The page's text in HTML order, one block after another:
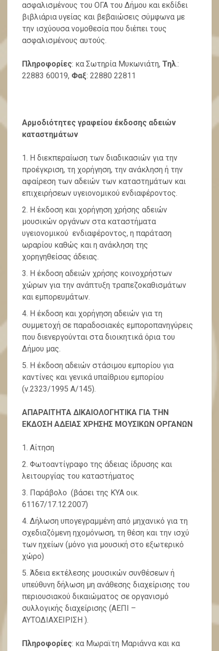
ασφαλισμένους του ΟΓΑ του Δήμου και εκδίδει
βιβλιάρια υγείας και βεβαιώσεις σύμφωνα με
την ισχύουσα νομοθεσία που διέπει τους
ασφαλισμένους αυτούς.
Πληροφορίες: κα Σωτηρία Μυκωνιάτη, Τηλ.:
22883 60019, Φαξ: 22880 22811
Αρμοδιότητες γραφείου έκδοσης αδειών
καταστημάτων
Η διεκπεραίωση των διαδικασιών για την
προέγκριση, τη χορήγηση, την ανάκληση ή την
αφαίρεση των αδειών των καταστημάτων και
επιχειρήσεων υγειονομικού ενδιαφέροντος.
Η έκδοση και χορήγηση χρήσης αδειών
μουσικών οργάνων στα καταστήματα
υγειονομικού ενδιαφέροντος, η παράταση
ωραρίου καθώς και η ανάκληση της
χορηγηθείσας άδειας.
Η έκδοση αδειών χρήσης κοινοχρήστων
χώρων για την ανάπτυξη τραπεζοκαθισμάτων
και εμπορευμάτων.
Η έκδοση και χορήγηση αδειών για τη
συμμετοχή σε παραδοσιακές εμποροπανηγύρεις
που διενεργούνται στα διοικητικά όρια του
Δήμου μας.
Η έκδοση αδειών στάσιμου εμπορίου για
καντίνες και γενικά υπαίθριου εμπορίου
(ν.2323/1995 Α/145).
ΑΠΑΡΑΙΤΗΤΑ ΔΙΚΑΙΟΛΟΓΗΤΙΚΑ ΓΙΑ ΤΗΝ
ΕΚΔΟΣΗ ΑΔΕΙΑΣ ΧΡΗΣΗΣ ΜΟΥΣΙΚΩΝ ΟΡΓΑΝΩΝ
Αίτηση
Φωτοαντίγραφο της άδειας ίδρυσης και
λειτουργίας του καταστήματος
Παράβολο (βάσει της ΚΥΑ οικ.
61167/17.12.2007)
Δήλωση υπογεγραμμένη από μηχανικό για τη
σχεδιαζόμενη ηχομόνωση, τη θέση και την ισχύ
των ηχείων (μόνο για μουσική στο εξωτερικό
χώρο)
Άδεια εκτέλεσης μουσικών συνθέσεων ή
υπεύθυνη δήλωση μη ανάθεσης διαχείρισης του
περιουσιακού δικαιώματος σε οργανισμό
συλλογικής διαχείρισης (ΑΕΠΙ –
ΑΥΤΟΔΙΑΧΕΙΡΙΣΗ ).
Πληροφορίες: κα Μωραϊτη Μαριάννα και κα